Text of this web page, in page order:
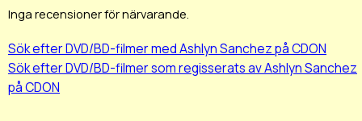
Inga recensioner för närvarande.
Sök efter DVD/BD-filmer med Ashlyn Sanchez på CDON
Sök efter DVD/BD-filmer som regisserats av Ashlyn Sanchez
på CDON